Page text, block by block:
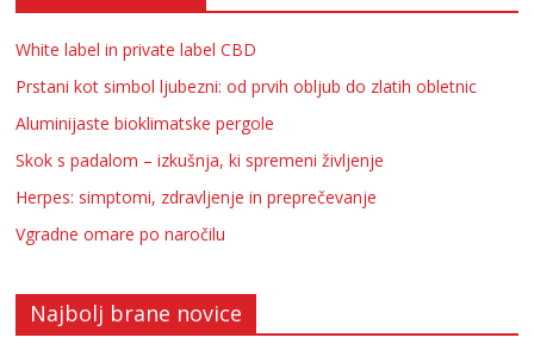
White label in private label CBD
Prstani kot simbol ljubezni: od prvih obljub do zlatih obletnic
Aluminijaste bioklimatske pergole
Skok s padalom – izkušnja, ki spremeni življenje
Herpes: simptomi, zdravljenje in preprečevanje
Vgradne omare po naročilu
Najbolj brane novice